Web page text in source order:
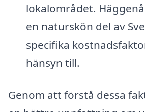
lokalområdet.
en naturskön del av
specifika
hänsyn till.
Genom att förstå dessa